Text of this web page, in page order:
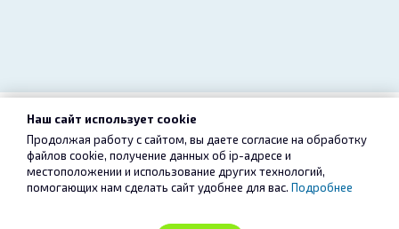
2026 freelance.boutique
Пользовательское соглашение Конфиденциальность
Наш сайт использует cookie
Продолжая работу с сайтом, вы даете согласие на обработку
файлов cookie, получение данных об ip-адресе и
местоположении и использование других технологий,
помогающих нам сделать сайт удобнее для вас. Подробнее